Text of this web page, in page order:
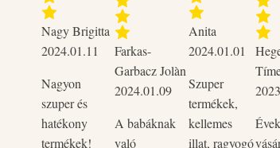
Jellemzői:
- Levendula illat
-Környezettudatos öblítő koncentrátum
-Kellemes illat szárítógép használata után is
-Növényi összetevők
Nagy Brigitta
2024.01.11
Nagyon
szuper és
hatékony
termékek!
Farkas-
Garbacz Jolàn
2024.01.09
A babáknak
való
Anita
2024.01.01
Szuper
termékek,
kellemes
illat, ragyogó